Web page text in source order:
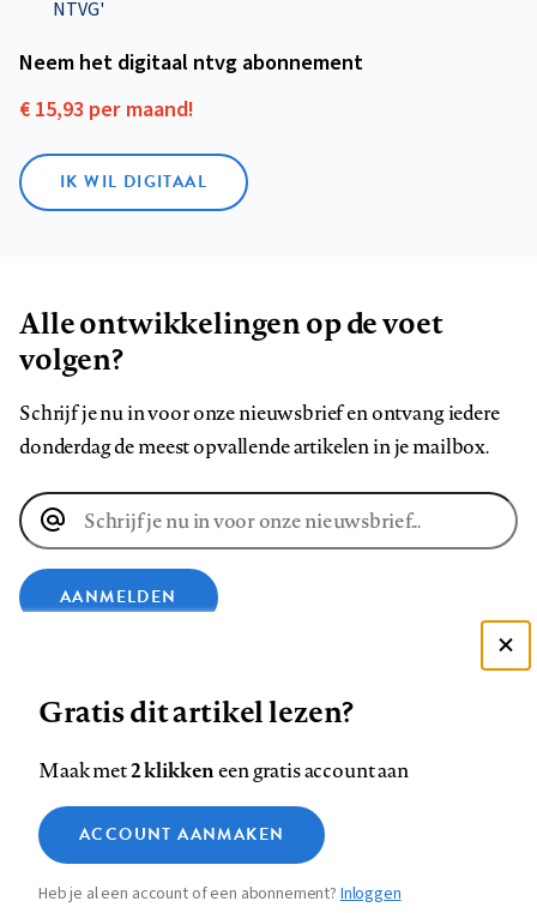
NTVG'
Neem het digitaal ntvg abonnement
€ 15,93 per maand!
IK WIL DIGITAAL
Alle ontwikkelingen op de voet
volgen?
Schrijf je nu in voor onze nieuwsbrief en ontvang iedere
donderdag de meest opvallende artikelen in je mailbox.
E-
mailadres
AANMELDEN
op
Facebook
op
LinkedIn
op
Bluesky
ons
op
InstagramYouTube
Footer
Contact Colofon Disclaimer Privacy
Medische vragen verdienen
betrouwbare antwoorden
Zie onze cookie policy
Analytische cookies
Marketing cookies
Gratis dit artikel lezen?
Maak met2 klikkeneen gratis account aan
ACCOUNT AANMAKEN
Heb je al een account of een abonnement?Inloggen